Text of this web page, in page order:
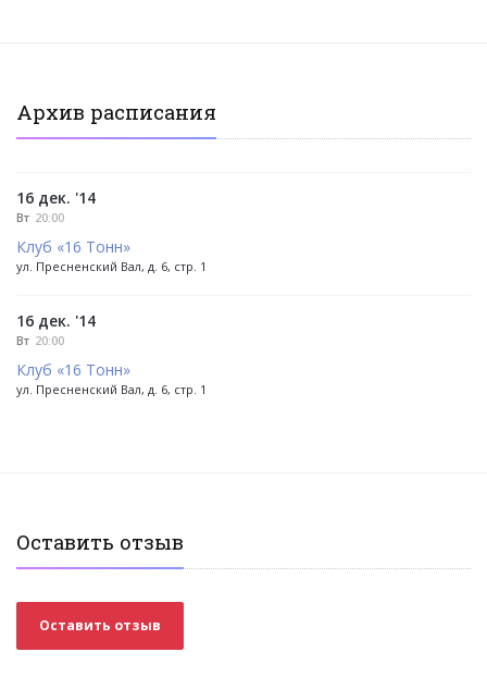
Архив расписания
16 дек. '14
Вт 20:00
Клуб «16 Тонн»
ул. Пресненский Вал, д. 6, стр. 1
16 дек. '14
Вт 20:00
Клуб «16 Тонн»
ул. Пресненский Вал, д. 6, стр. 1
Оставить отзыв
Оставить отзыв